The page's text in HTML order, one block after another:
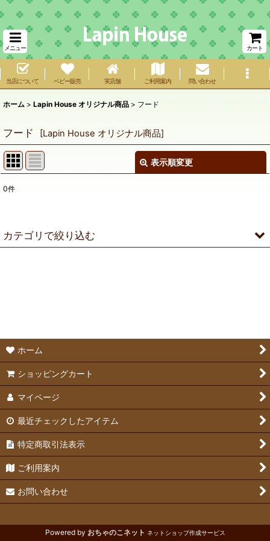
メニュー カート
当店について ベビー販売 実店舗 ご利用案内 問い合わせ
ホーム > Lapin House オリジナル商品 > フード
フード [Lapin House オリジナル商品]
表示順変更
表示数
0件
カテゴリで絞り込む
サプリメント
ホーム
ショッピングカート
マイページ
最近チェックしたアイテム
特定商取引法表示
ご利用案内
お問い合わせ
Powered by おちゃのこネット ネットショップ作成サービス